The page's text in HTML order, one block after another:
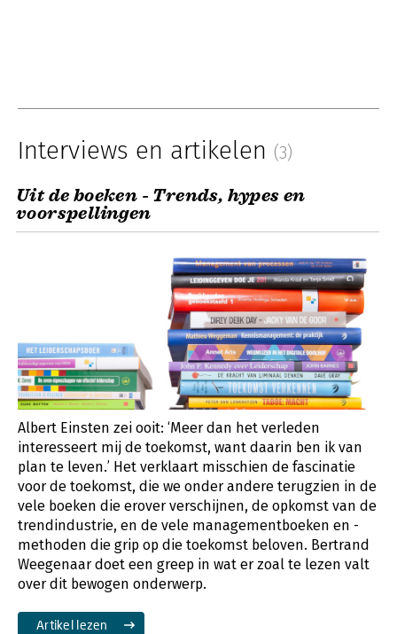
Interviews en artikelen (3)
Uit de boeken - Trends, hypes en
voorspellingen
Albert Einsten zei ooit: ‘Meer dan het verleden
interesseert mij de toekomst, want daarin ben ik van
plan te leven.’ Het verklaart misschien de fascinatie
voor de toekomst, die we onder andere terugzien in de
vele boeken die erover verschijnen, de opkomst van de
trendindustrie, en de vele managementboeken en -
methoden die grip op die toekomst beloven. Bertrand
Weegenaar doet een greep in wat er zoal te lezen valt
over dit bewogen onderwerp.
Artikel lezen